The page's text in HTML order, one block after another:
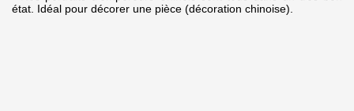
état. Idéal pour décorer une pièce (décoration chinoise).